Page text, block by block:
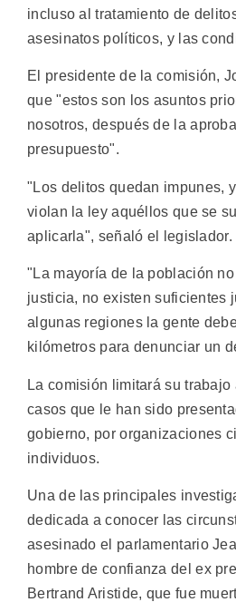
incluso al tratamiento de
asesinatos políticos, y las
El presidente de la comisión,
que "estos son los asuntos
nosotros, después de la
presupuesto".
"Los delitos quedan impunes,
violan la ley aquéllos que se
aplicarla", señaló el legislador.
"La mayoría de la población
justicia, no existen suficientes
algunas regiones la gente
kilómetros para denunciar un
La comisión limitará su
casos que le han sido
gobierno, por organizaciones
individuos.
Una de las principales
dedicada a conocer las
asesinado el parlamentario
hombre de confianza del ex
Bertrand Aristide, que fue